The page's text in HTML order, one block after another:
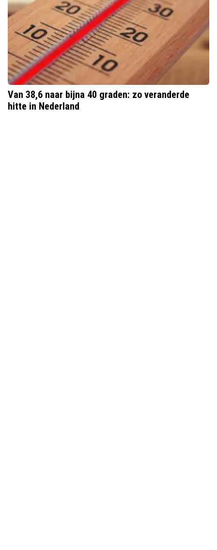
Van 38,6 naar bijna 40 graden: zo veranderde
hitte in Nederland